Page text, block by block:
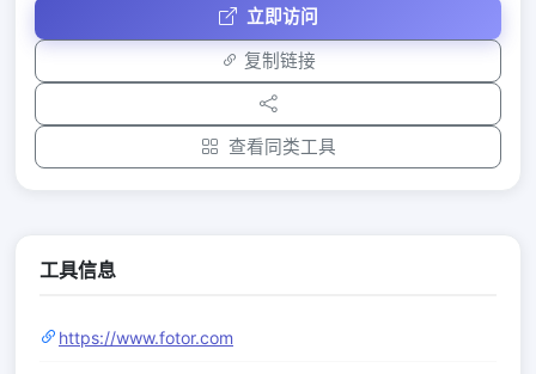
立即访问
复制链接
查看同类工具
工具信息
https://www.fotor.com